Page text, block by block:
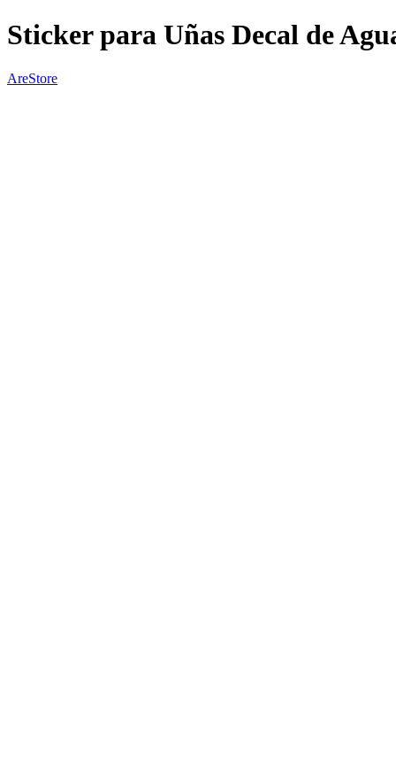
Sticker para Uñas Decal de
AreStore